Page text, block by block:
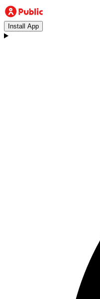
Install App